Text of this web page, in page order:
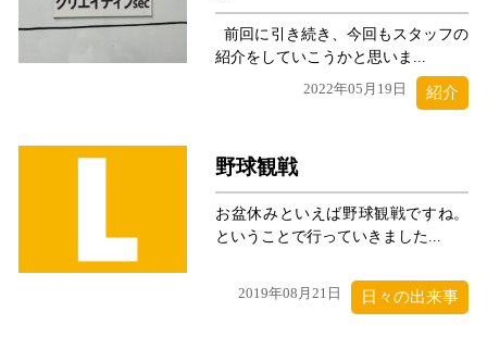
前回に引き続き、今回もスタッフの
紹介をしていこうかと思いま...
2022年05月19日 紹介
野球観戦
お盆休みといえば野球観戦ですね。
ということで行っていきました...
2019年08月21日 日々の出来事